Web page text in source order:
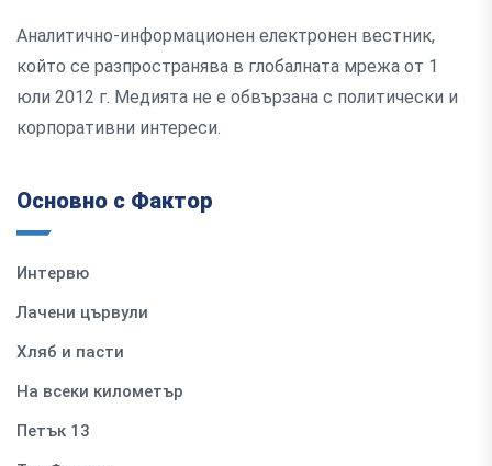
Аналитично-информационен електронен вестник,
който се разпространява в глобалната мрежа от 1
юли 2012 г. Медията не е обвързана с политически и
корпоративни интереси.
Основно с Фактор
Интервю
Лачени цървули
Хляб и пасти
На всеки километър
Петък 13